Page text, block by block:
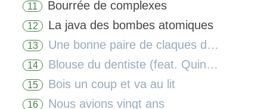
11 Bourrée de complexes
12 La java des bombes atomiques
13 Une bonne paire de claques dans la gueule
14 Blouse du dentiste (feat. Quincy Jones)
15 Bois un coup et va au lit
16 Nous avions vingt ans